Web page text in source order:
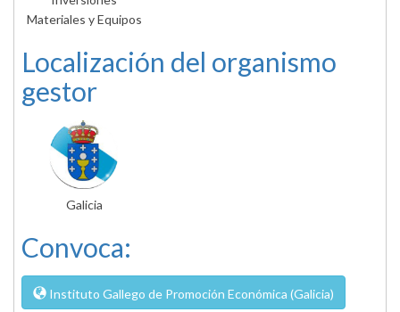
Materiales y Equipos
Localización del organismo
gestor
Galicia
Convoca:
Instituto Gallego de Promoción Económica (Galicia)